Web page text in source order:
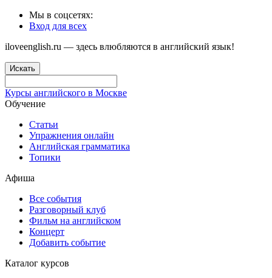
Мы в соцсетях:
Вход для всех
iloveenglish.ru — здесь влюбляются в английский язык!
Искать
Курсы английского в Москве
Обучение
Статьи
Упражнения онлайн
Английская грамматика
Топики
Афиша
Все события
Разговорный клуб
Фильм на английском
Концерт
Добавить событие
Каталог курсов